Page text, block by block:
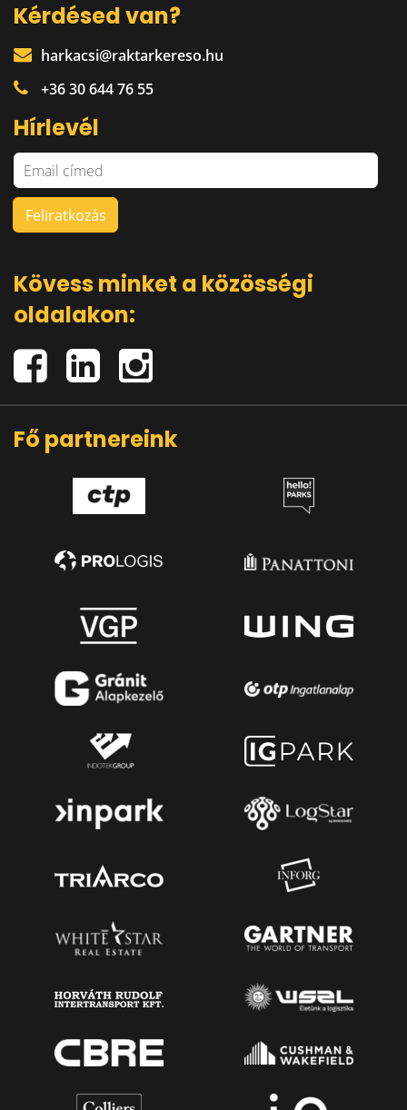
Kérdésed van?
harkacsi@raktarkereso.hu
+36 30 644 76 55
Hírlevél
Kövess minket a közösségi
oldalakon:
Fő partnereink